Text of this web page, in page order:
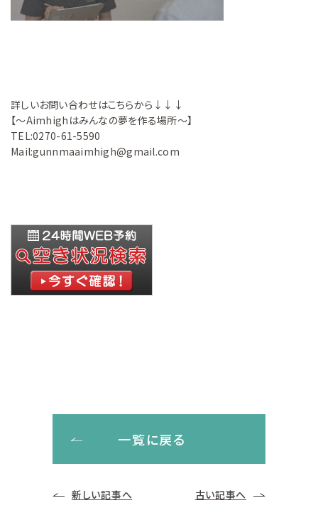
詳しいお問い合わせはこちらから↓↓↓
【～Aimhighはみんなの夢を作る場所～】
TEL:0270-61-5590
Mail:gunnmaaimhigh@gmail.com
一覧に戻る
新しい記事へ 古い記事へ